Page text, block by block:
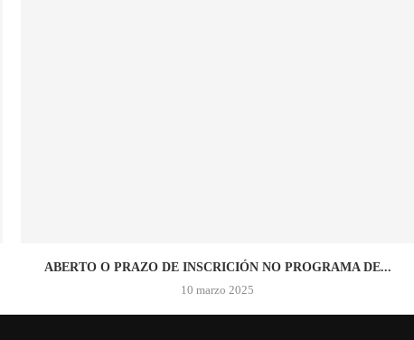
ABERTO O PRAZO DE INSCRICIÓN NO PROGRAMA DE...
10 marzo 2025